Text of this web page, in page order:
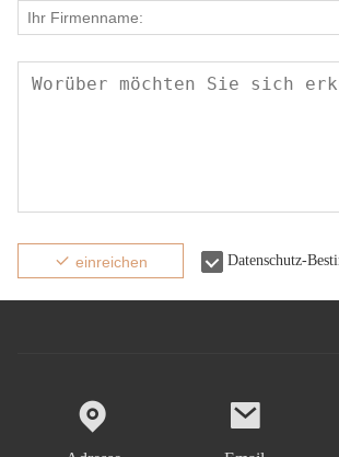
einreichen Datenschutz-